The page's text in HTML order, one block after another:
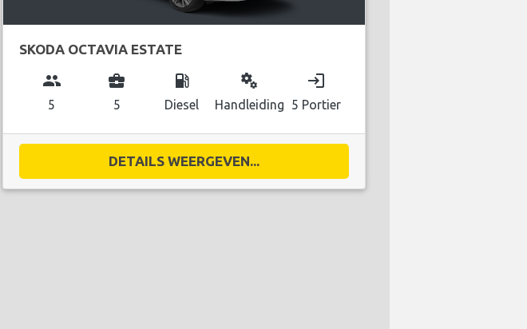
SKODA OCTAVIA ESTATE
group
5
business_center
5
local_gas_station
Diesel
miscellaneous_services
Handleiding
login
5 Portier
DETAILS WEERGEVEN...